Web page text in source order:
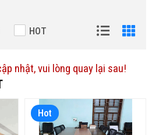
Hot
HOT
nhật, vui lòng quay lại sau!